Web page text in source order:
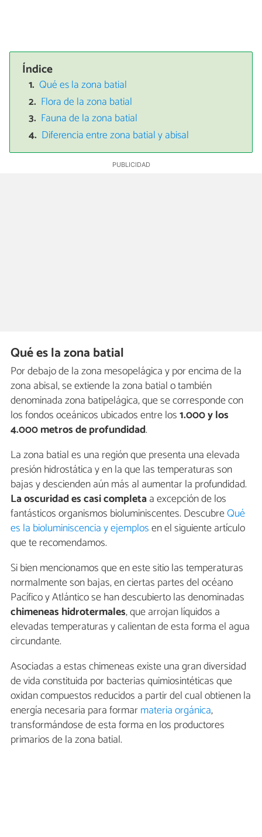
Índice
Qué es la zona batial
Flora de la zona batial
Fauna de la zona batial
Diferencia entre zona batial y abisal
Qué es la zona batial
Por debajo de la zona mesopelágica y por encima de la
zona abisal, se extiende la zona batial o también
denominada zona batipelágica, que se corresponde con
los fondos oceánicos ubicados entre los1.000 y los
4.000 metros de profundidad.
La zona batial es una región que presenta una elevada
presión hidrostática y en la que las temperaturas son
bajas y descienden aún más al aumentar la profundidad.
La oscuridad es casi completaa excepción de los
fantásticos organismos bioluminiscentes. DescubreQué
es la bioluminiscencia y ejemplosen el siguiente artículo
que te recomendamos.
Si bien mencionamos que en este sitio las temperaturas
normalmente son bajas, en ciertas partes del océano
Pacífico y Atlántico se han descubierto las denominadas
chimeneas hidrotermales, que arrojan líquidos a
elevadas temperaturas y calientan de esta forma el agua
circundante.
Asociadas a estas chimeneas existe una gran diversidad
de vida constituida por bacterias quimiosintéticas que
oxidan compuestos reducidos a partir del cual obtienen la
energía necesaria para formarmateria orgánica,
transformándose de esta forma en los productores
primarios de la zona batial.